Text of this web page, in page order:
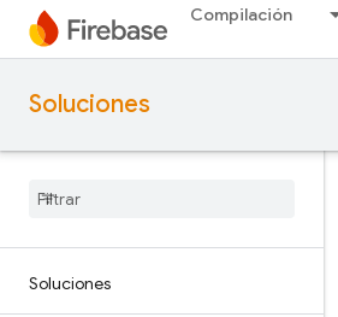
Compilación
Soluciones
Soluciones